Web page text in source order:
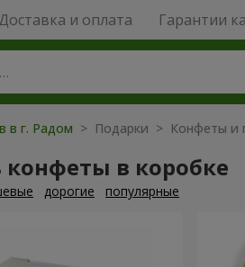
Доставка и оплата Гарантии
в г. Радом > Подарки > Конфеты и
конфеты в коробке
дорогие популярные